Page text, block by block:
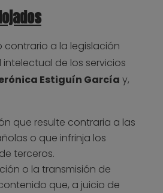
contrario a la legislación
de los servicios
Estiguín García y,
que resulte contraria a las
o que infrinja los
terceros.
o la transmisión de
que, a juicio de